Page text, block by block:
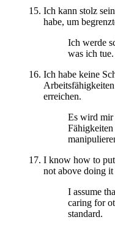
Ich kann stolz
habe, um
Ich werde
was ich tue.
Ich habe keine
erreichen.
Es wird mir
Fähigkeiten
I know how to
not above doing
I assume
caring for
standard.